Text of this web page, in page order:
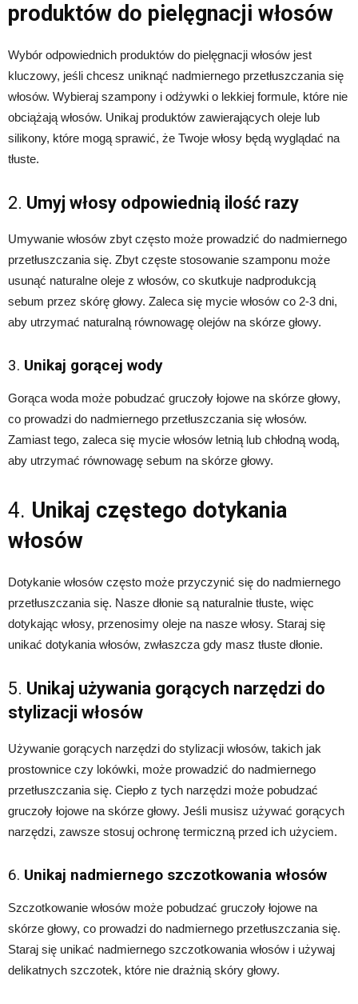
produktów do pielęgnacji włosów
Wybór odpowiednich produktów do pielęgnacji włosów jest
kluczowy, jeśli chcesz uniknąć nadmiernego przetłuszczania się
włosów. Wybieraj szampony i odżywki o lekkiej formule, które nie
obciążają włosów. Unikaj produktów zawierających oleje lub
silikony, które mogą sprawić, że Twoje włosy będą wyglądać na
tłuste.
2. Umyj włosy odpowiednią ilość razy
Umywanie włosów zbyt często może prowadzić do nadmiernego
przetłuszczania się. Zbyt częste stosowanie szamponu może
usunąć naturalne oleje z włosów, co skutkuje nadprodukcją
sebum przez skórę głowy. Zaleca się mycie włosów co 2-3 dni,
aby utrzymać naturalną równowagę olejów na skórze głowy.
3. Unikaj gorącej wody
Gorąca woda może pobudzać gruczoły łojowe na skórze głowy,
co prowadzi do nadmiernego przetłuszczania się włosów.
Zamiast tego, zaleca się mycie włosów letnią lub chłodną wodą,
aby utrzymać równowagę sebum na skórze głowy.
4. Unikaj częstego dotykania
włosów
Dotykanie włosów często może przyczynić się do nadmiernego
przetłuszczania się. Nasze dłonie są naturalnie tłuste, więc
dotykając włosy, przenosimy oleje na nasze włosy. Staraj się
unikać dotykania włosów, zwłaszcza gdy masz tłuste dłonie.
5. Unikaj używania gorących narzędzi do
stylizacji włosów
Używanie gorących narzędzi do stylizacji włosów, takich jak
prostownice czy lokówki, może prowadzić do nadmiernego
przetłuszczania się. Ciepło z tych narzędzi może pobudzać
gruczoły łojowe na skórze głowy. Jeśli musisz używać gorących
narzędzi, zawsze stosuj ochronę termiczną przed ich użyciem.
6. Unikaj nadmiernego szczotkowania włosów
Szczotkowanie włosów może pobudzać gruczoły łojowe na
skórze głowy, co prowadzi do nadmiernego przetłuszczania się.
Staraj się unikać nadmiernego szczotkowania włosów i używaj
delikatnych szczotek, które nie drażnią skóry głowy.